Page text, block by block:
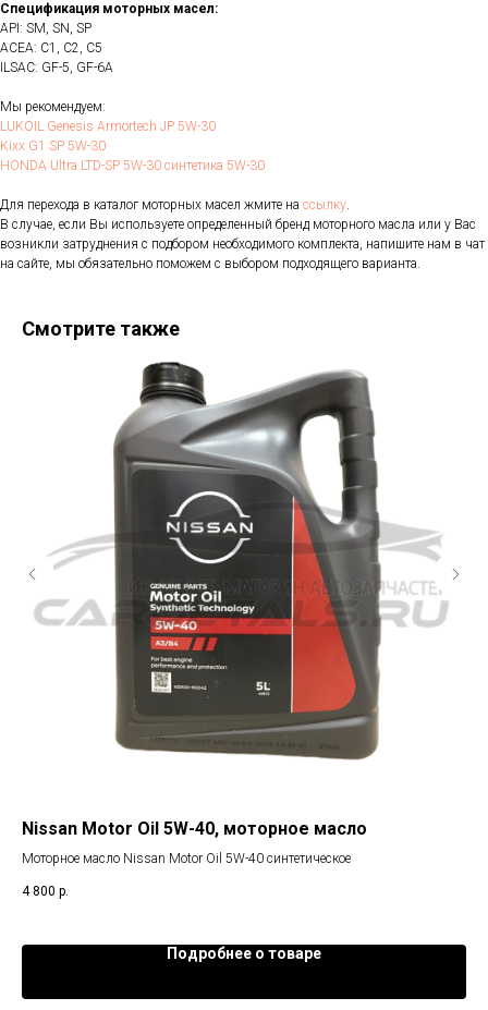
Спецификация моторных масел:
API: SM, SN, SP
ACEA: C1, C2, C5
ILSAC: GF-5, GF-6A
Мы рекомендуем:
LUKOIL Genesis Armortech JP 5W-30
Kixx G1 SP 5W-30
HONDA Ultra LTD-SP 5W-30 синтетика 5W-30
Для перехода в каталог моторных масел жмите на ссылку.
В случае, если Вы используете определенный бренд моторного масла или у Вас
возникли затруднения с подбором необходимого комплекта, напишите нам в чат
на сайте, мы обязательно поможем с выбором подходящего варианта.
Смотрите также
Nissan Motor Oil 5W-40, моторное масло
Моторное масло Nissan Motor Oil 5W-40 синтетическое
4 800 р.
Подробнее о товаре